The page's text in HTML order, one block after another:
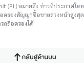
(PL) หมายถึง ข่าวที่ประกาศโดย
ครองสัญญาซื้อขายล่วงหน้าสูงสุ
ถถือครองได้
กลับสู่ด้านบน